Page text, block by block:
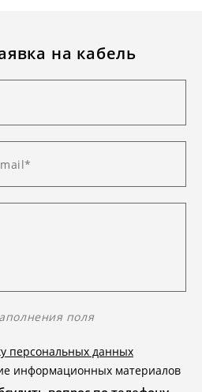
на кабель
поля
персональных данных
информационных материалов